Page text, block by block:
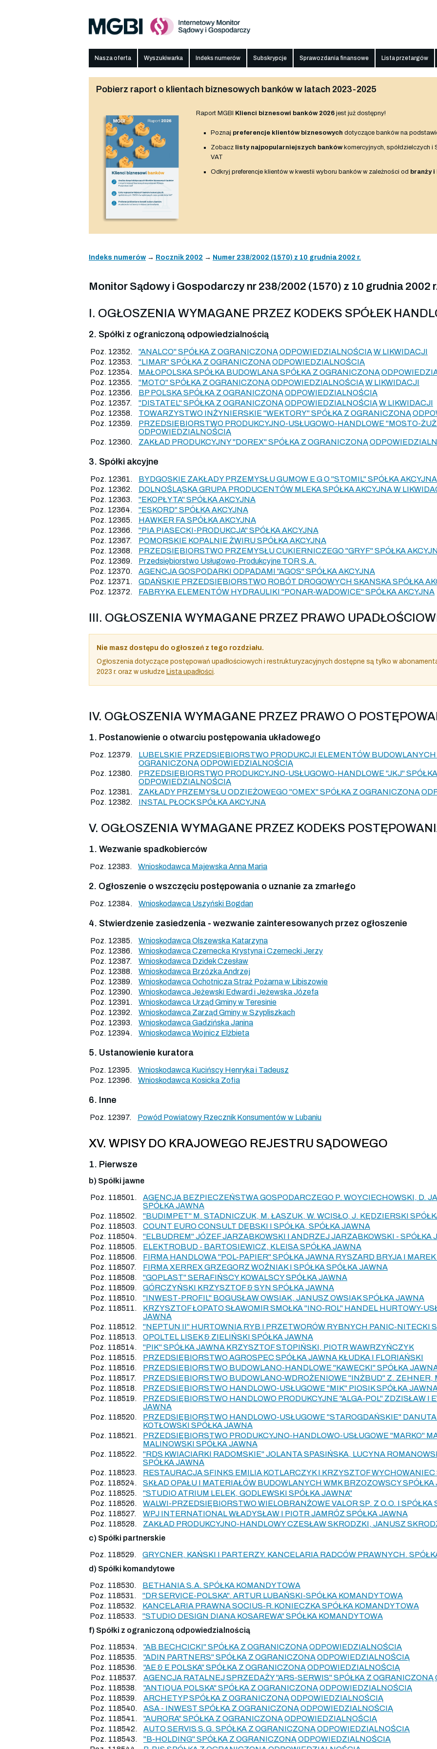
Nasza oferta Wyszukiwarka Indeks numerów Subskrypcje Sprawozdania finansowe Lista przetargów
Pobierz raport o klientach biznesowych banków w latach 2023-2025
Raport MGBI Klienci biznesowi banków 2026 jest już dostępny!
Poznaj preferencje klientów biznesowych dotyczące banków na
Zobacz listy najpopularniejszych bankówkomercyjnych, spółdzielczych i
VAT
Odkryj preferencje klientów w kwestii wyboru banków w zależności od branży
Indeks numerów → Rocznik 2002 → Numer 238/2002 (1570) z 10 grudnia 2002 r.
Monitor Sądowy i Gospodarczy nr 238/2002 (1570) z 10 grudnia 2002
I. OGŁOSZENIA WYMAGANE PRZEZ KODEKS SPÓŁEK
2. Spółki z ograniczoną odpowiedzialnością
Poz. 12352.
"ANALCO" SPÓŁKA Z OGRANICZONĄ ODPOWIEDZIALNOŚCIĄ W LIKWIDACJI
Poz. 12353.
"LIMAR" SPÓŁKA Z OGRANICZONĄ ODPOWIEDZIALNOŚCIĄ
Poz. 12354.
MAŁOPOLSKA SPÓŁKA BUDOWLANA SPÓŁKA Z OGRANICZONĄ
Poz. 12355.
"MOTO" SPÓŁKA Z OGRANICZONĄ ODPOWIEDZIALNOŚCIĄ W LIKWIDACJI
Poz. 12356.
BP POLSKA SPÓŁKA Z OGRANICZONĄ ODPOWIEDZIALNOŚCIĄ
Poz. 12357.
"DISTATEL" SPÓŁKA Z OGRANICZONĄ ODPOWIEDZIALNOŚCIĄ W LIKWIDACJI
Poz. 12358.
TOWARZYSTWO INŻYNIERSKIE "WEKTORY" SPÓŁKA Z OGRANICZONĄ
Poz. 12359.
PRZEDSIĘBIORSTWO PRODUKCYJNO-USŁUGOWO-HANDLOWE "MOSTO-
ODPOWIEDZIALNOŚCIĄ
Poz. 12360.
ZAKŁAD PRODUKCYJNY "DOREX" SPÓŁKA Z OGRANICZONĄ
3. Spółki akcyjne
Poz. 12361.
BYDGOSKIE ZAKŁADY PRZEMYSŁU GUMOW E G O "STOMIL" SPÓŁKA AKCYJNA
Poz. 12362.
DOLNOŚLĄSKA GRUPA PRODUCENTÓW MLEKA SPÓŁKA AKCYJNA W
Poz. 12363.
"EKOPŁYTA" SPÓŁKA AKCYJNA
Poz. 12364.
"ESKORD" SPÓŁKA AKCYJNA
Poz. 12365.
HAWKER FA SPÓŁKA AKCYJNA
Poz. 12366.
"PIA PIASECKI-PRODUKCJA" SPÓŁKA AKCYJNA
Poz. 12367.
POMORSKIE KOPALNIE ŻWIRU SPÓŁKA AKCYJNA
Poz. 12368.
PRZEDSIĘBIORSTWO PRZEMYSŁU CUKIERNICZEGO "GRYF" SPÓŁKA
Poz. 12369.
Przedsiębiorstwo Usługowo-Produkcyjne TOR S.A.
Poz. 12370.
AGENCJA GOSPODARKI ODPADAMI "AGOS" SPÓŁKA AKCYJNA
Poz. 12371.
GDAŃSKIE PRZEDSIĘBIORSTWO ROBÓT DROGOWYCH SKANSKA SPÓŁKA
Poz. 12372.
FABRYKA ELEMENTÓW HYDRAULIKI "PONAR-WADOWICE" SPÓŁKA AKCYJNA
III. OGŁOSZENIA WYMAGANE PRZEZ PRAWO
Nie masz dostępu do ogłoszeń z tego rozdziału.
Ogłoszenia dotyczące postępowań upadłościowych i restrukturyzacyjnych dostępne są tylko w
2023 r. oraz w usłudze Lista upadłości
IV. OGŁOSZENIA WYMAGANE PRZEZ PRAWO O
1. Postanowienie o otwarciu postępowania układowego
Poz. 12379.
LUBELSKIE PRZEDSIĘBIORSTWO PRODUKCJI ELEMENTÓW
OGRANICZONĄ ODPOWIEDZIALNOŚCIĄ
Poz. 12380.
PRZEDSIĘBIORSTWO PRODUKCYJNO-USŁUGOWO-HANDLOWE "JKJ"
ODPOWIEDZIALNOŚCIĄ
Poz. 12381.
ZAKŁADY PRZEMYSŁU ODZIEŻOWEGO "OMEX" SPÓŁKA Z OGRANICZONĄ
Poz. 12382.
INSTAL PŁOCK SPÓŁKA AKCYJNA
V. OGŁOSZENIA WYMAGANE PRZEZ KODEKS
1. Wezwanie spadkobierców
Poz. 12383. Wnioskodawca Majewska Anna Maria
2. Ogłoszenie o wszczęciu postępowania o uznanie za zmarłego
Poz. 12384. Wnioskodawca Uszyński Bogdan
4. Stwierdzenie zasiedzenia - wezwanie zainteresowanych przez ogłoszenie
Poz. 12385.
Wnioskodawca Olszewska Katarzyna
Poz. 12386.
Wnioskodawca Czernecka Krystyna i Czernecki Jerzy
Poz. 12387.
Wnioskodawca Dzidek Czesław
Poz. 12388.
Wnioskodawca Brzózka Andrzej
Poz. 12389.
Wnioskodawca Ochotnicza Straż Pożarna w Libiszowie
Poz. 12390.
Wnioskodawca Jeżewski Edward i Jeżewska Józefa
Poz. 12391.
Wnioskodawca Urząd Gminy w Teresinie
Poz. 12392.
Wnioskodawca Zarząd Gminy w Szypliszkach
Poz. 12393.
Wnioskodawca Gadzińska Janina
Poz. 12394.
Wnioskodawca Wojnicz Elżbieta
5. Ustanowienie kuratora
Poz. 12395.
Wnioskodawca Kucińscy Henryka i Tadeusz
Poz. 12396.
Wnioskodawca Kosicka Zofia
6. Inne
Poz. 12397. Powód Powiatowy Rzecznik Konsumentów w Lubaniu
XV. WPISY DO KRAJOWEGO REJESTRU SĄDOWEGO
1. Pierwsze
b) Spółki jawne
Poz. 118501.
AGENCJA BEZPIECZEŃSTWA GOSPODARCZEGO P. WOYCIECHOWSKI, D.
SPÓŁKA JAWNA
Poz. 118502.
"BUDIMPET" M. STADNICZUK, M. ŁASZUK, W. WCISŁO, J. KĘDZIERSKI
Poz. 118503.
COUNT EURO CONSULT DĘBSKI I SPÓŁKA, SPÓŁKA JAWNA
Poz. 118504.
"ELBUDREM" JÓZEF JARZĄBKOWSKI I ANDRZEJ JARZĄBKOWSKI - SPÓŁKA
Poz. 118505.
ELEKTROBUD - BARTOSIEWICZ, KLEISA SPÓŁKA JAWNA
Poz. 118506.
FIRMA HANDLOWA "POL-PAPIER" SPÓŁKA JAWNA RYSZARD BRYJA I
Poz. 118507.
FIRMA XERREX GRZEGORZ WOŹNIAK I SPÓŁKA SPÓŁKA JAWNA
Poz. 118508.
"GOPLAST" SERAFIŃSCY KOWALSCY SPÓŁKA JAWNA
Poz. 118509.
GÓRCZYŃSKI KRZYSZTOF & SYN SPÓŁKA JAWNA
Poz. 118510.
"INWEST-PROFIL" BOGUSŁAW OWSIAK, JANUSZ OWSIAK SPÓŁKA JAWNA
Poz. 118511.
KRZYSZTOF ŁOPATO SŁAWOMIR SMOŁKA "INO-ROL" HANDEL HURTOWY-
JAWNA
Poz. 118512.
"NEPTUN II" HURTOWNIA RYB I PRZETWORÓW RYBNYCH PANIC-NITECKI
Poz. 118513.
OPOLTEL LISEK & ZIELIŃSKI SPÓŁKA JAWNA
Poz. 118514.
"PIK" SPÓŁKA JAWNA KRZYSZTOF STOPIŃSKI, PIOTR WAWRZYŃCZYK
Poz. 118515.
PRZEDSIĘBIORSTWO AGROSPEC SPÓŁKA JAWNA KŁUDKA I FLORIAŃSKI
Poz. 118516.
PRZEDSIĘBIORSTWO BUDOWLANO-HANDLOWE "KAWECKI" SPÓŁKA
Poz. 118517.
PRZEDSIĘBIORSTWO BUDOWLANO-WDROŻENIOWE "INŻBUD" Z. ZEHNER,
Poz. 118518.
PRZEDSIĘBIORSTWO HANDLOWO-USŁUGOWE "MIK" PIOSIK SPÓŁKA
Poz. 118519.
PRZEDSIĘBIORSTWO HANDLOWO PRODUKCYJNE "ALGA-POL" ZDZISŁAW I
JAWNA
Poz. 118520.
PRZEDSIĘBIORSTWO HANDLOWO-USŁUGOWE "STAROGDAŃSKIE"
KOTŁOWSKI SPÓŁKA JAWNA
Poz. 118521.
PRZEDSIĘBIORSTWO PRODUKCYJNO-HANDLOWO-USŁUGOWE "MARKO"
MALINOWSKI SPÓŁKA JAWNA
Poz. 118522.
"RDS KWIACIARKI RADOMSKIE" JOLANTA SPASIŃSKA, LUCYNA
SPÓŁKA JAWNA
Poz. 118523.
RESTAURACJA SFINKS EMILIA KOTLARCZYK I KRZYSZTOF WYCHOWANIEC
Poz. 118524.
SKŁAD OPAŁU I MATERIAŁÓW BUDOWLANYCH WMK BRZOZOWSCY SPÓŁKA
Poz. 118525.
"STUDIO ATRIUM LELEK, GODLEWSKI SPÓŁKA JAWNA"
Poz. 118526.
WALWI-PRZEDSIĘBIORSTWO WIELOBRANŻOWE VALOR SP. Z O.O. I SPÓŁKA
Poz. 118527.
WPJ INTERNATIONAL WŁADYSŁAW I PIOTR JAMRÓZ SPÓŁKA JAWNA
Poz. 118528.
ZAKŁAD PRODUKCYJNO-HANDLOWY CZESŁAW SKRODZKI, JANUSZ
c) Spółki partnerskie
Poz. 118529.
GRYCNER, KAŃSKI I PARTERZY. KANCELARIA RADCÓW PRAWNYCH.
d) Spółki komandytowe
Poz. 118530.
BETHANIA S.A. SPÓŁKA KOMANDYTOWA
Poz. 118531.
"DR SERVICE-POLSKA". ARTUR LUBAŃSKI-SPÓŁKA KOMANDYTOWA
Poz. 118532.
KANCELARIA PRAWNA SOCIUS-R.KONIECZKA SPÓŁKA KOMANDYTOWA
Poz. 118533.
"STUDIO DESIGN DIANA KOSAREWA" SPÓŁKA KOMANDYTOWA
f) Spółki z ograniczoną odpowiedzialnością
Poz. 118534.
"AB BECHCICKI" SPÓŁKA Z OGRANICZONĄ ODPOWIEDZIALNOŚCIĄ
Poz. 118535.
"ADIN PARTNERS" SPÓŁKA Z OGRANICZONĄ ODPOWIEDZIALNOŚCIĄ
Poz. 118536.
"AE & E POLSKA" SPÓŁKA Z OGRANICZONĄ ODPOWIEDZIALNOŚCIĄ
Poz. 118537.
AGENCJA RATALNEJ SPRZEDAŻY "ARS-SERWIS" SPÓŁKA Z
Poz. 118538.
"ANTIQUA POLSKA" SPÓŁKA Z OGRANICZONĄ ODPOWIEDZIALNOŚCIĄ
Poz. 118539.
ARCHETYP SPÓŁKA Z OGRANICZONĄ ODPOWIEDZIALNOŚCIĄ
Poz. 118540.
ASA - INWEST SPÓŁKA Z OGRANICZONĄ ODPOWIEDZIALNOŚCIĄ
Poz. 118541.
"AURORA" SPÓŁKA Z OGRANICZONĄ ODPOWIEDZIALNOŚCIĄ
Poz. 118542.
AUTO SERVIS S.G. SPÓŁKA Z OGRANICZONĄ ODPOWIEDZIALNOŚCIĄ
Poz. 118543.
"B-HOLDING" SPÓŁKA Z OGRANICZONĄ ODPOWIEDZIALNOŚCIĄ